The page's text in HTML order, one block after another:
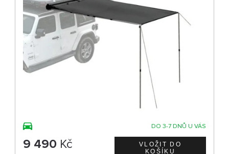
DO 3-7 DNŮ U VÁS
9 490 Kč